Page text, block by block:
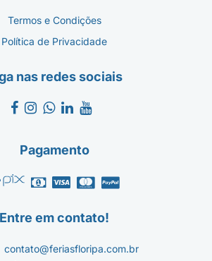
Termos e Condições
Política de Privacidade
nas redes sociais
Pagamento
Entre em contato!
contato@feriasfloripa.com.br